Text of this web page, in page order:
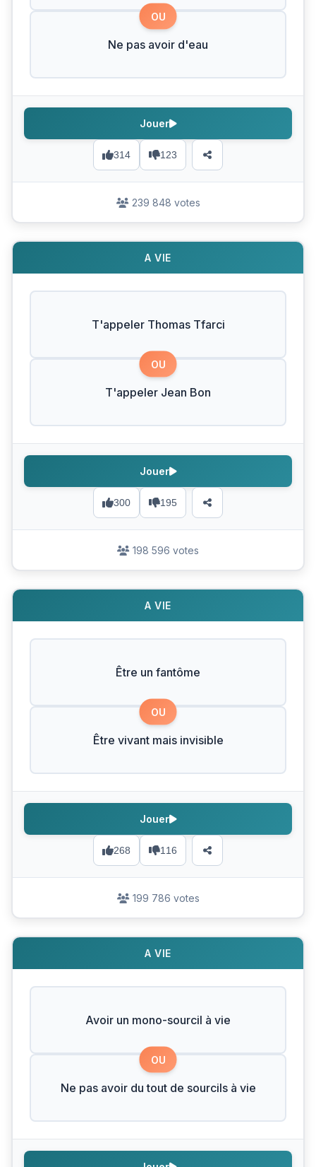
OU
Ne pas avoir d'eau
314 123
Jouer
239 848 votes
A VIE
T'appeler Thomas Tfarci
OU
T'appeler Jean Bon
300 195
Jouer
198 596 votes
A VIE
Être un fantôme
OU
Être vivant mais invisible
268 116
Jouer
199 786 votes
A VIE
Avoir un mono-sourcil à vie
OU
Ne pas avoir du tout de sourcils à vie